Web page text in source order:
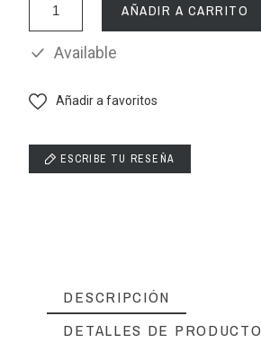
AÑADIR A CARRITO
Available
Añadir a favoritos
ESCRIBE TU RESEÑA
DESCRIPCIÓN
DETALLES DE PRODUCTO